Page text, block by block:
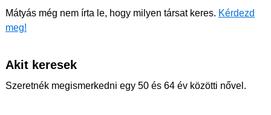
Mátyás még nem írta le, hogy milyen társat keres. Kérdezd
meg!
Akit keresek
Szeretnék megismerkedni egy 50 és 64 év közötti nővel.